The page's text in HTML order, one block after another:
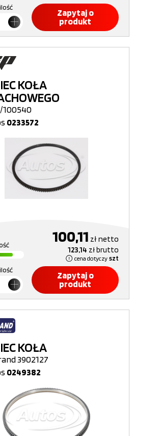
Zapytaj o
produkt
KOŁA
100540
0233572
100,11 złnetto
123,14 złbrutto
cena dotyczy szt
Zapytaj o
produkt
KOŁA
3902127
0249382